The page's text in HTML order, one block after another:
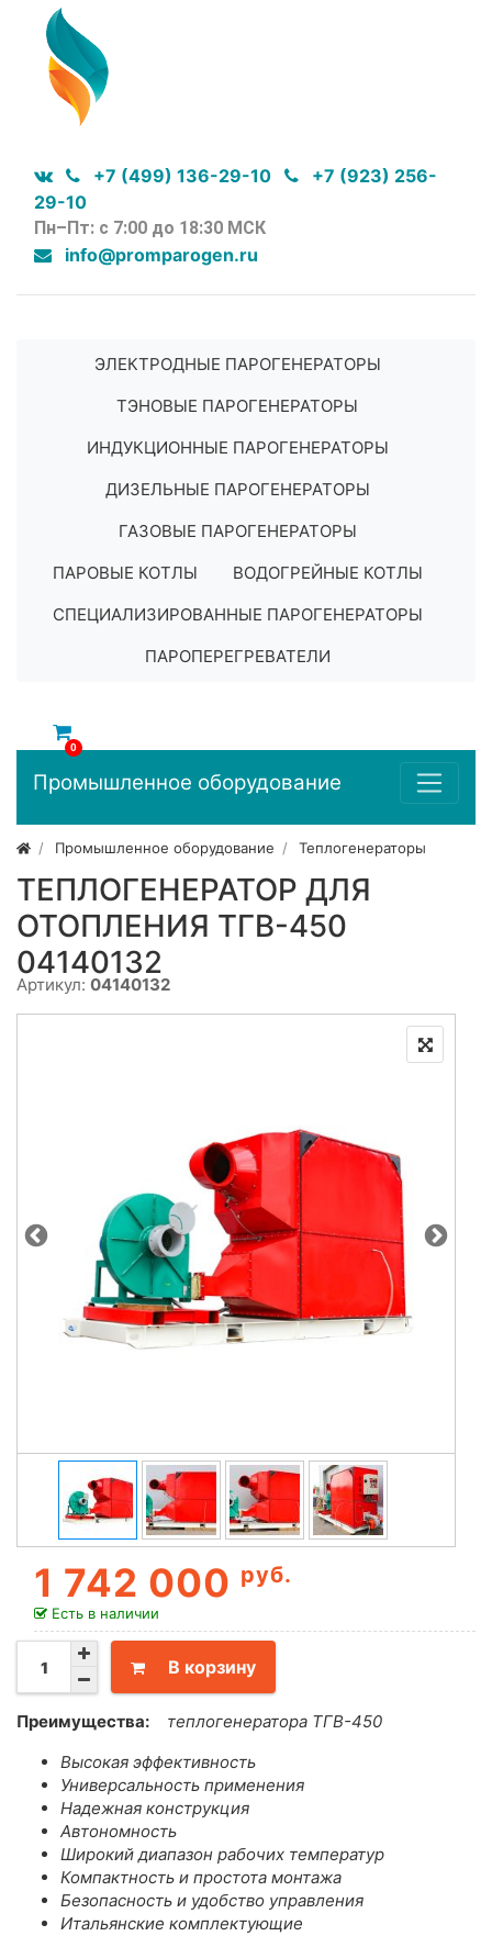
+7 (499) 136-29-10
+7 (923) 256-
29-10
Пн–Пт: с 7:00 до 18:30 МСК
info@promparogen.ru
ЭЛЕКТРОДНЫЕ ПАРОГЕНЕРАТОРЫ
ТЭНОВЫЕ ПАРОГЕНЕРАТОРЫ
ИНДУКЦИОННЫЕ ПАРОГЕНЕРАТОРЫ
ДИЗЕЛЬНЫЕ ПАРОГЕНЕРАТОРЫ
ГАЗОВЫЕ ПАРОГЕНЕРАТОРЫ
ПАРОВЫЕ КОТЛЫ
ВОДОГРЕЙНЫЕ КОТЛЫ
СПЕЦИАЛИЗИРОВАННЫЕ ПАРОГЕНЕРАТОРЫ
ПАРОПЕРЕГРЕВАТЕЛИ
0
Промышленное оборудование
Промышленное оборудование Теплогенераторы
ТЕПЛОГЕНЕРАТОР ДЛЯ
ОТОПЛЕНИЯ ТГВ-450
04140132
Артикул: 04140132
1 742 000 руб.
Есть в наличии
В корзину
Преимущества:
теплогенератора ТГВ-450
Высокая эффективность
Универсальность применения
Надежная конструкция
Автономность
Широкий диапазон рабочих температур
Компактность и простота монтажа
Безопасность и удобство управления
Итальянские комплектующие